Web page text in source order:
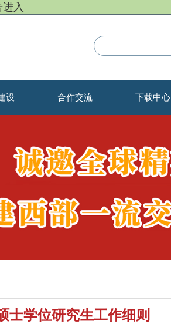
入
设 合作交流 下载中心
士学位研究生工作细则